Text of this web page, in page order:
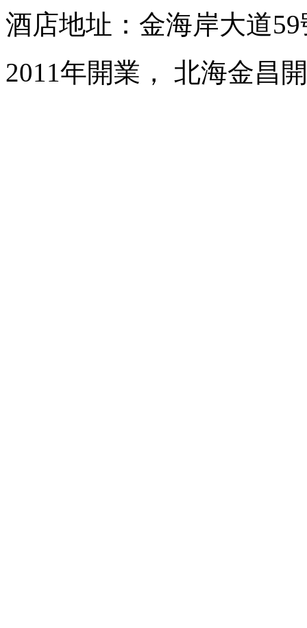
酒店地址：金海岸大道59
2011年開業， 北海金